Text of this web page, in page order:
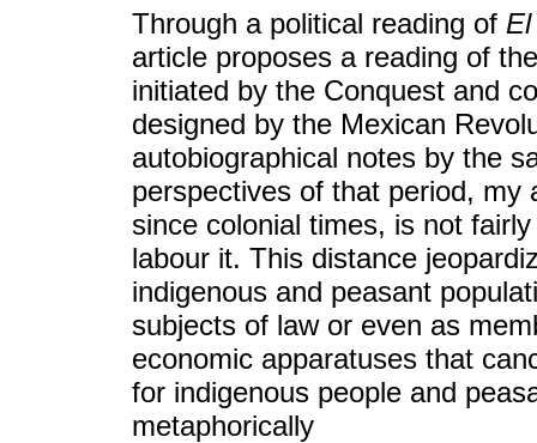
Through a political reading of
article proposes a reading of
initiated by the Conquest and
designed by the Mexican
autobiographical notes by the
perspectives of that period, my
since colonial times, is not
labour it. This distance
indigenous and peasant
subjects of law or even as
economic apparatuses that
for indigenous people and
metaphorically